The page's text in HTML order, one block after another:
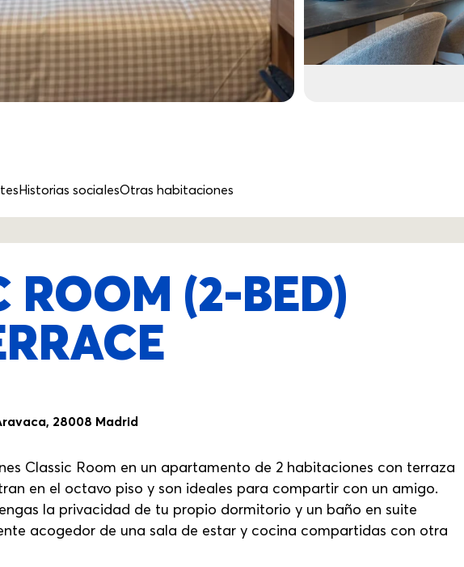
Historias socialesOtras habitaciones
ROOM (2-BED)
28008 Madrid
Classic Room en un apartamento de 2 habitaciones con terraza
en el octavo piso y son ideales para compartir con un amigo.
la privacidad de tu propio dormitorio y un baño en suite
acogedor de una sala de estar y cocina compartidas con otra